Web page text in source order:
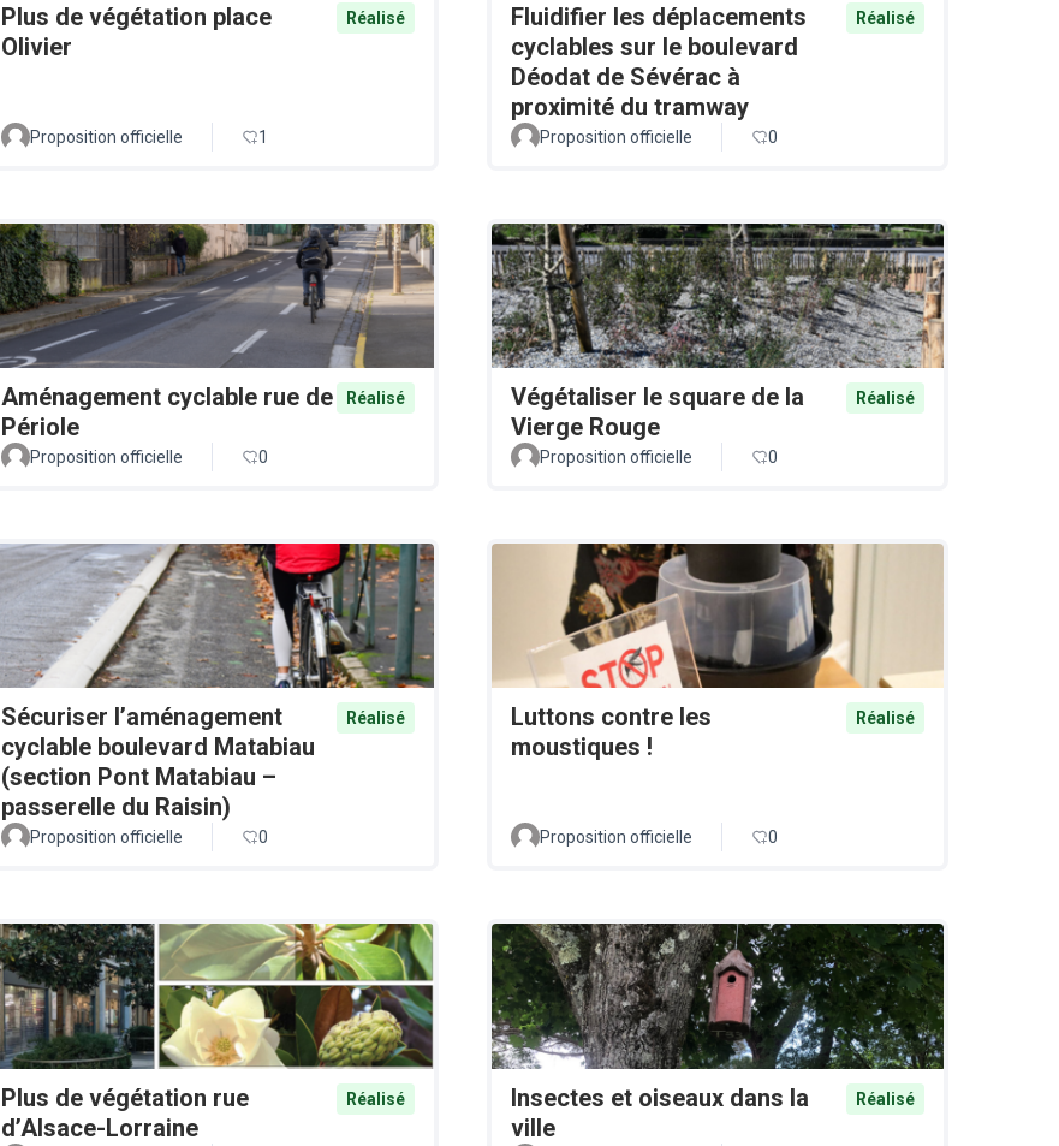
Plus de végétation place
Olivier
Réalisé
Proposition officielle 1
Fluidifier les déplacements
cyclables sur le boulevard
Déodat de Sévérac à
proximité du tramway
Réalisé
Proposition officielle 0
Aménagement cyclable rue de
Périole
Réalisé
Proposition officielle 0
Végétaliser le square de la
Vierge Rouge
Réalisé
Proposition officielle 0
Sécuriser l’aménagement
cyclable boulevard Matabiau
(section Pont Matabiau –
passerelle du Raisin)
Réalisé
Proposition officielle 0
Luttons contre les
moustiques !
Réalisé
Proposition officielle 0
Plus de végétation rue
d’Alsace-Lorraine
Réalisé
Insectes et oiseaux dans la
ville
Réalisé